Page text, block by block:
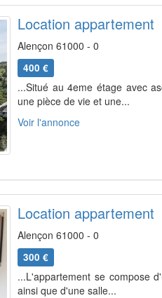
Location appartement
Alençon 61000 - 0
400 €
...Situé au 4eme étage avec
une pièce de vie et une...
Voir l'annonce
Location appartement
Alençon 61000 - 0
300 €
...L'appartement se compose
ainsi que d'une salle...